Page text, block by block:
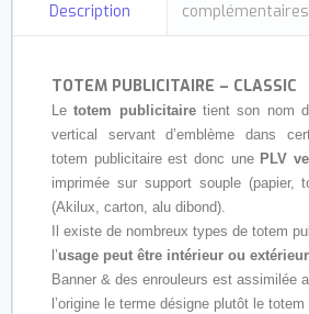
Description
complémentaires
TOTEM PUBLICITAIRE – CLASSIC
Letotem publicitairetient son nom
vertical servant d’emblème dans
totem publicitaire est donc une PLV
imprimée sur support souple (papier,
(Akilux, carton, alu dibond).
Il existe de nombreux types de totem
l’usage peut être intérieur ou extérieur
Banner & des enrouleurs est assimilée
l’origine le terme désigne plutôt le